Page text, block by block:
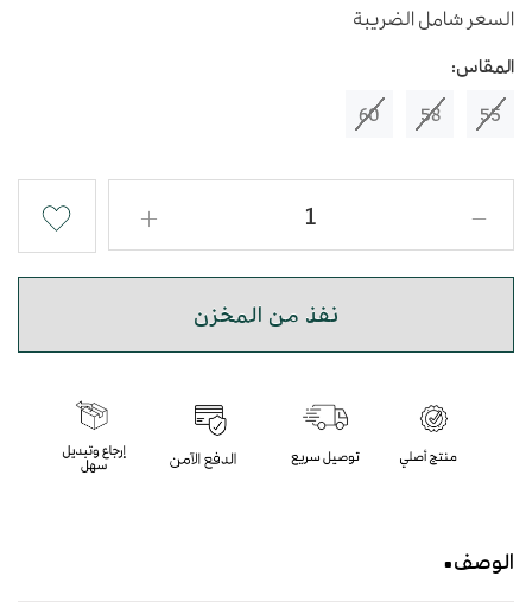
السعر شامل الضريبة
المقاس:
55
58
60
نفذ من المخزن
الوصف